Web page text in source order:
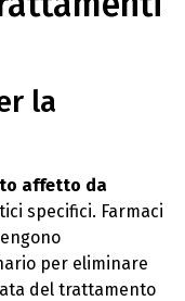
la
affetto da
specifici. Farmaci
per eliminare
del trattamento